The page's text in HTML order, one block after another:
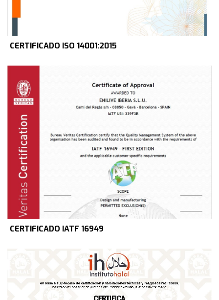
CERTIFICADO ISO 14001:2015
CERTIFICADO IATF 16949